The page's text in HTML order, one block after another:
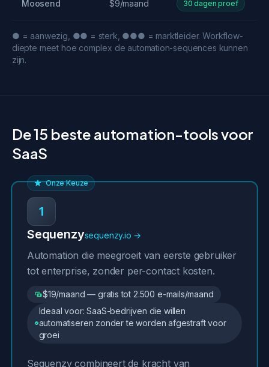
Moosend $9/maand 30 dagen proef
● = aanwezig, ●● = sterk, ●●● = marktleider. Workflow-
diepte meet hoe complex de automation-sequences kunnen
zijn.
De 15 beste automation-tools voor
SaaS
Onze Keuze
1
Sequenzysequenzy.io →
Automation die meegroeit van eerste gebruiker
tot enterprise, zonder per-contact kosten.
$19/maand — gratis tot 2.500 e-mails/maand
Ideaal voor: SaaS-bedrijven die willen
automatiseren zonder te worden afgestraft voor
groei
Sequenzy combineert de kracht van